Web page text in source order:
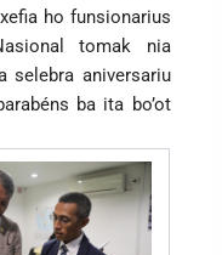
ho funsionarius
tomak nia
selebra aniversariu
ba ita bo’ot